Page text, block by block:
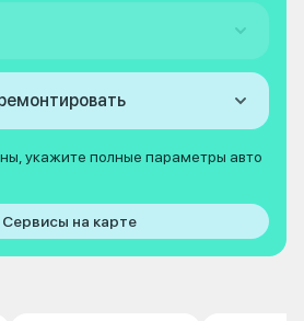
укажите полные параметры авто
Сервисы на карте